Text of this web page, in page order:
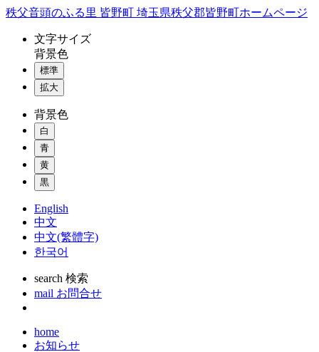
コ
秩父音頭のふる里 皆野町 埼玉県秩父郡皆野町ホームページ
文字サイズ
背景色
標準
拡大
背景色
白
青
黄
黒
English
中文
中文(繁體字)
한국어
search 検索
mail お問合せ
home
お知らせ現